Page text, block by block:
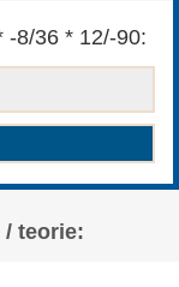
-8/36 * 12/-90:
teorie: